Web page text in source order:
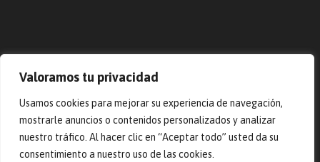
Valoramos tu privacidad
Usamos cookies para mejorar su experiencia de navegación,
mostrarle anuncios o contenidos personalizados y analizar
nuestro tráfico. Al hacer clic en “Aceptar todo” usted da su
consentimiento a nuestro uso de las cookies.
© 2023 Pep Masias. Todos los
derechos reservados – Desarrollado
porARTBOXBCN